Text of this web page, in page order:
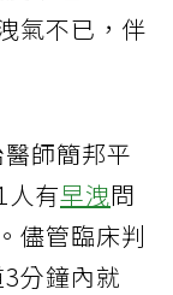
氣不已，伴
師簡邦平
人有早洩問
儘管臨床判
分鐘內就